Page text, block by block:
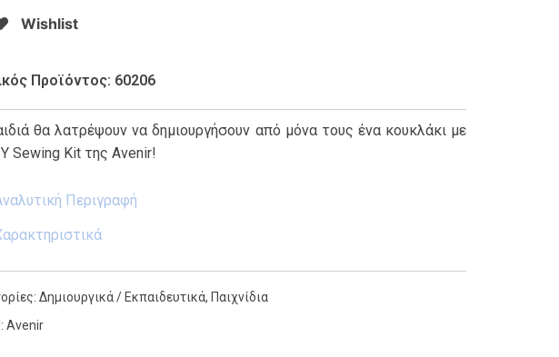
Wishlist
Προϊόντος: 60206
θα λατρέψουν να δημιουργήσουν από μόνα τους ένα κουκλάκι με
Sewing Kit της Avenir!
Περιγραφή
Δημιουργικά / Εκπαιδευτικά, Παιχνίδια
Avenir